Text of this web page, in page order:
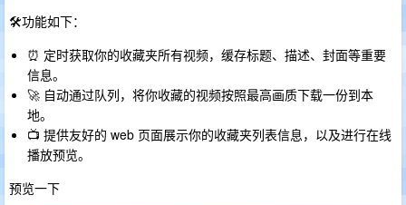
🛠️功能如下：
⏰ 定时获取你的收藏夹所有视频，缓存标题、描述、封面等重要
信息。
🚀 自动通过队列，将你收藏的视频按照最高画质下载一份到本
地。
📺 提供友好的 web 页面展示你的收藏夹列表信息，以及进行在线
播放预览。
预览一下